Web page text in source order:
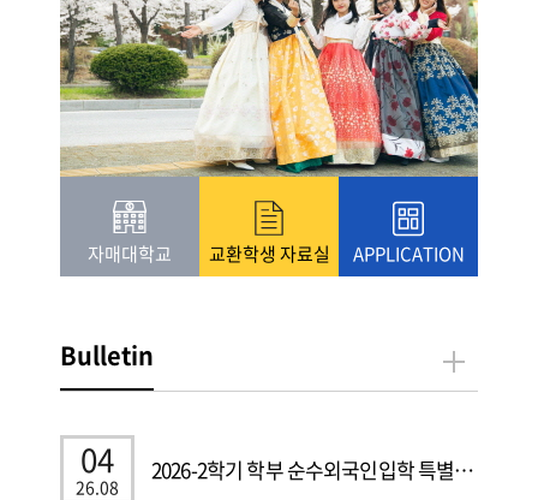
자매대학교 교환학생 자료실 APPLICATION
Bulletin
2026-2학기 학부 순수외국인입학 특별전형 추가모...
04
26.08